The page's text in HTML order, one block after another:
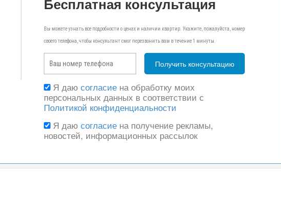
Вы можете узнать все подробности о ценах и наличии квартир. Укажите, пожалуйста, номер
своего телефона, чтобы консультант смог перезвонить вам в течение 1 минуты.
Я даю согласиена обработку моих
персональных данных в соответствии с
Политикой конфиденциальности
Я даю согласиена получение рекламы,
новостей, информационных рассылок